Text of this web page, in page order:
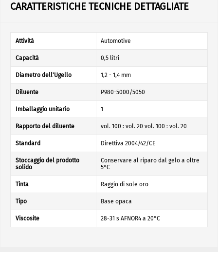
CARATTERISTICHE TECNICHE DETTAGLIATE
Attività Automotive
Capacità 0,5 litri
Diametro dell'Ugello 1,2 - 1,4 mm
Diluente P980-5000/5050
Imballaggio unitario 1
Rapporto del diluente vol. 100 : vol. 20 vol. 100 : vol. 20
Standard Direttiva 2004/42/CE
Stoccaggio del prodotto
solido
Conservare al riparo dal gelo a oltre
5°C
Tinta Raggio di sole oro
Tipo Base opaca
Viscosite 28-31 s AFNOR4 a 20°C